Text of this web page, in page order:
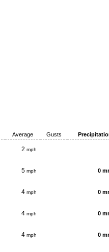
Average Gusts
2 mph
5 mph 0
4 mph 0
4 mph 0
4 mph 0